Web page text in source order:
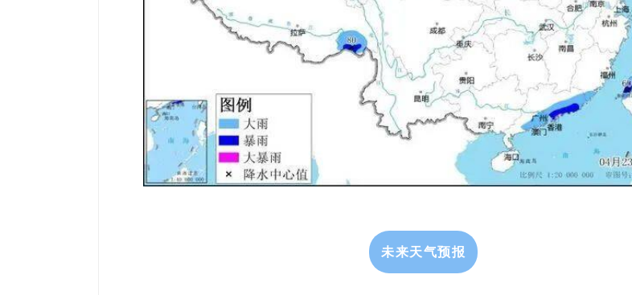
未来天气预报